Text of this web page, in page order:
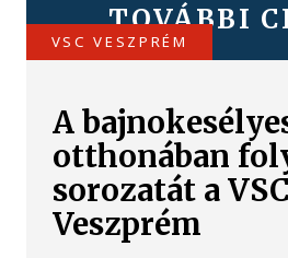
TOVÁBBI
VSC VESZPRÉM
A
otthonában
sorozatát a VSC
Veszprém